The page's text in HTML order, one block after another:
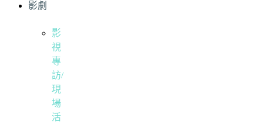
影劇
影
視
專
訪/
現
場
活